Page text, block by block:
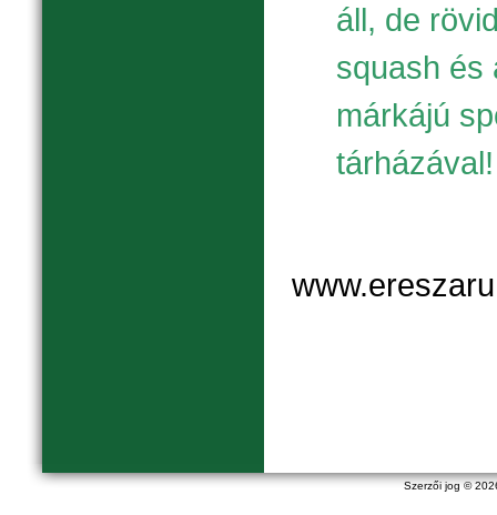
Szerzői jog ©
áll, de
squash és
márkájú
tárházával!